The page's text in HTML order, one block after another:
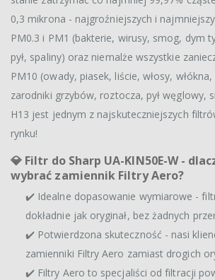
0,3 mikrona - najgroźniejszych i
PM0.3 i PM1 (bakterie, wirusy, smog, dym
pył, spaliny) oraz niemalże wszystkie
PM10 (owady, piasek, liście, włosy,
zarodniki grzybów, roztocza, pył węglowy,
H13 jest jednym z najskuteczniejszych
rynku!
💎 Filtr do Sharp UA-KIN50E-W -
wybrać zamiennik Filtry Aero?
✔️ Idealne dopasowanie wymiarowe -
dokładnie jak oryginał, bez żadnych
✔️ Potwierdzona skuteczność - nasi
zamienniki Filtry Aero zamiast drogich
✔️ Filtry Aero to specjaliści od filtracji